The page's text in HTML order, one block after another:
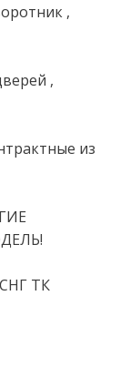
,
,
из
ТК